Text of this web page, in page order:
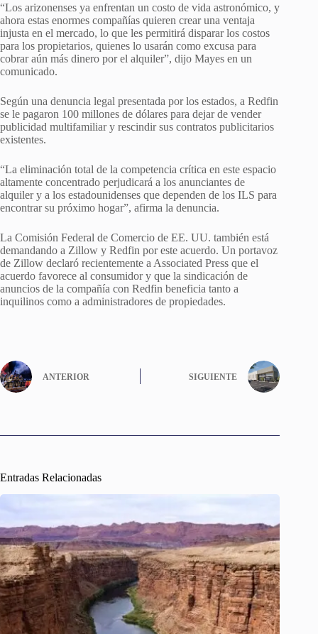
“Los arizonenses ya enfrentan un costo de vida astronómico, y
ahora estas enormes compañías quieren crear una ventaja
injusta en el mercado, lo que les permitirá disparar los costos
para los propietarios, quienes lo usarán como excusa para
cobrar aún más dinero por el alquiler”, dijo Mayes en un
comunicado.
Según una denuncia legal presentada por los estados, a Redfin
se le pagaron 100 millones de dólares para dejar de vender
publicidad multifamiliar y rescindir sus contratos publicitarios
existentes.
“La eliminación total de la competencia crítica en este espacio
altamente concentrado perjudicará a los anunciantes de
alquiler y a los estadounidenses que dependen de los ILS para
encontrar su próximo hogar”, afirma la denuncia.
La Comisión Federal de Comercio de EE. UU. también está
demandando a Zillow y Redfin por este acuerdo. Un portavoz
de Zillow declaró recientemente a Associated Press que el
acuerdo favorece al consumidor y que la sindicación de
anuncios de la compañía con Redfin beneficia tanto a
inquilinos como a administradores de propiedades.
ANTERIOR SIGUIENTE
Entradas Relacionadas